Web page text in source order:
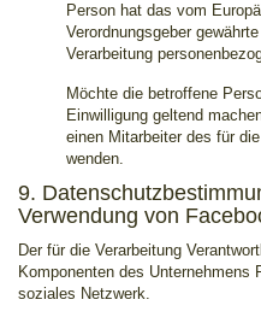
Person hat das vom
Verordnungsgeber
Verarbeitung
Möchte die betroffene
Einwilligung geltend
einen Mitarbeiter des für
wenden.
9.
Verwendung von
Der für die Verarbeitung
Komponenten des
soziales Netzwerk.